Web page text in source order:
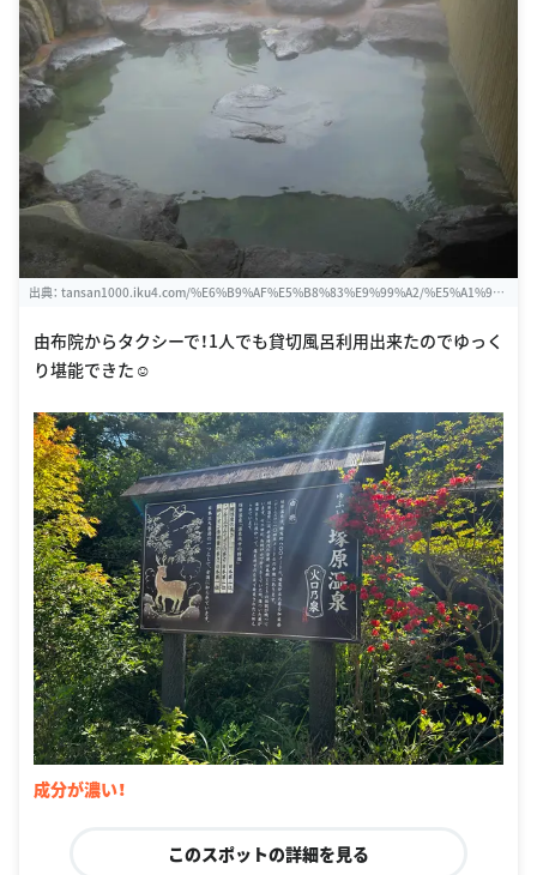
出典： tansan1000.iku4.com/%E6%B9%AF%E5%B8%83%E9%99%A2/%E5%A1%9
E6%B3%89
由布院からタクシーで！1人でも貸切風呂利用出来たのでゆっく
り堪能できた☺️
成分が濃い！
このスポットの詳細を見る